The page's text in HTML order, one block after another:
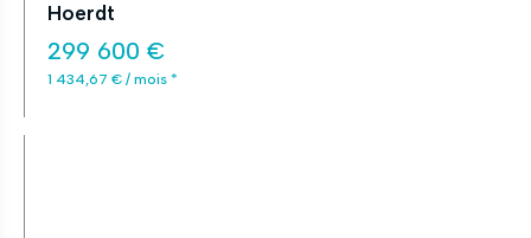
Hoerdt
299 600 €
1 434,67 € / mois *